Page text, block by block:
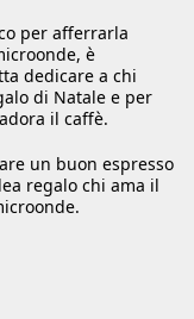
per afferrarla
è
dedicare a chi
di Natale e per
il caffè.
un buon espresso
regalo chi ama il